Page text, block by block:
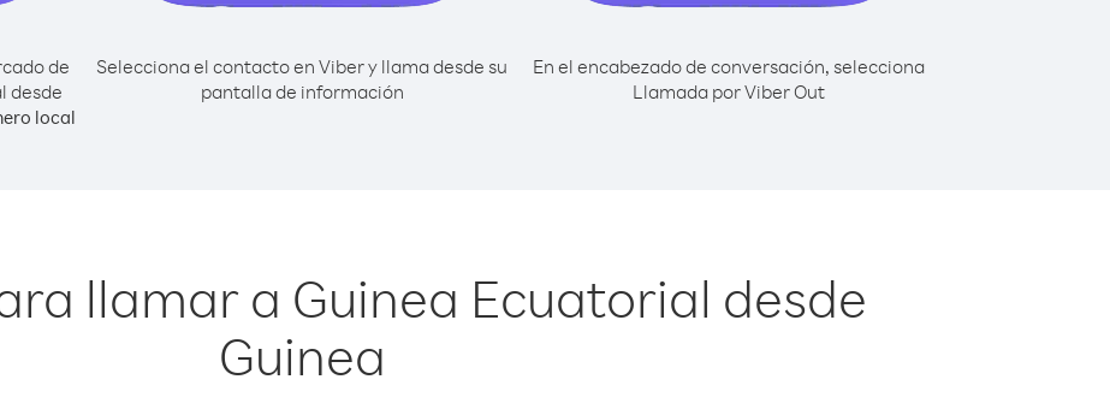
de
desde
local
Selecciona el contacto en Viber y llama desde su
pantalla de información
En el encabezado de conversación, selecciona
Llamada por Viber Out
llamar a Guinea Ecuatorial desde
Guinea